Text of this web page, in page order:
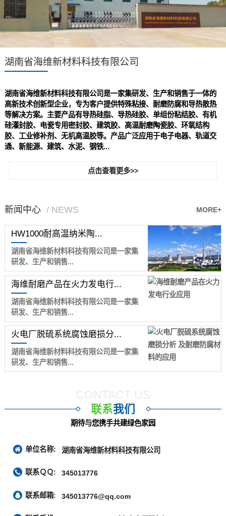
湖南省海维新材料科技有限公司
湖南省海维新材料科技有限公司是一家集研发、生产和销售于一体的
高新技术创新型企业，专为客户提供特殊粘接、耐磨防腐和导热散热
等解决方案。主要产品有导热硅脂、导热硅胶、单组份粘结胶、有机
硅灌封胶、电瓷专用密封胶、建筑胶、高温耐磨陶瓷胶、环氧结构
胶、工业修补剂、无机高温胶等。产品广泛应用于电子电器、轨道交
通、新能源、建筑、水泥、钢铁...
点击查看更多>>
新闻中心 / NEWS MORE+
HW1000耐高温纳米陶...
湖南省海维新材料科技有限公司是一家集
研发、生产和销售...
海维耐磨产品在火力发电行...
湖南省海维新材料科技有限公司是一家集
研发、生产和销售...
火电厂脱硫系统腐蚀磨损分...
湖南省海维新材料科技有限公司是一家集
研发、生产和销售...
联系我们
期待与您携手共建绿色家园
单位名称: 湖南省海维新材料科技有限公司
联系ＱＱ: 345013776
联系邮箱: 345013776@qq.com